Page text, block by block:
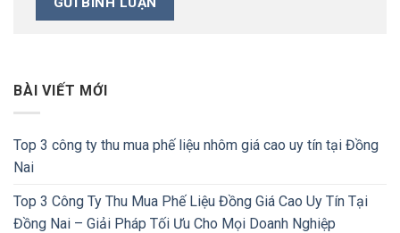
BÀI VIẾT MỚI
Top 3 công ty thu mua phế liệu nhôm giá cao uy tín tại Đồng
Nai
Top 3 Công Ty Thu Mua Phế Liệu Đồng Giá Cao Uy Tín Tại
Đồng Nai – Giải Pháp Tối Ưu Cho Mọi Doanh Nghiệp